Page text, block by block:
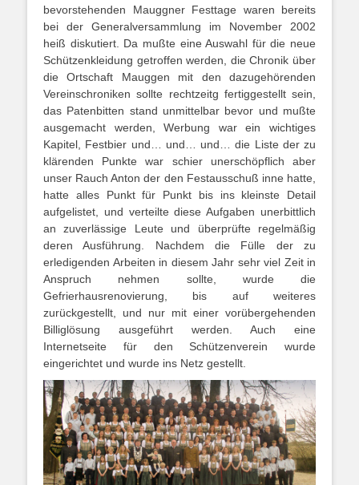
bevorstehenden Mauggner Festtage waren bereits
bei der Generalversammlung im November 2002
heiß diskutiert. Da mußte eine Auswahl für die neue
Schützenkleidung getroffen werden, die Chronik über
die Ortschaft Mauggen mit den dazugehörenden
Vereinschroniken sollte rechtzeitg fertiggestellt sein,
das Patenbitten stand unmittelbar bevor und mußte
ausgemacht werden, Werbung war ein wichtiges
Kapitel, Festbier und… und… und… die Liste der zu
klärenden Punkte war schier unerschöpflich aber
unser Rauch Anton der den Festausschuß inne hatte,
hatte alles Punkt für Punkt bis ins kleinste Detail
aufgelistet, und verteilte diese Aufgaben unerbittlich
an zuverlässige Leute und überprüfte regelmäßig
deren Ausführung. Nachdem die Fülle der zu
erledigenden Arbeiten in diesem Jahr sehr viel Zeit in
Anspruch nehmen sollte, wurde die
Gefrierhausrenovierung, bis auf weiteres
zurückgestellt, und nur mit einer vorübergehenden
Billiglösung ausgeführt werden. Auch eine
Internetseite für den Schützenverein wurde
eingerichtet und wurde ins Netz gestellt.